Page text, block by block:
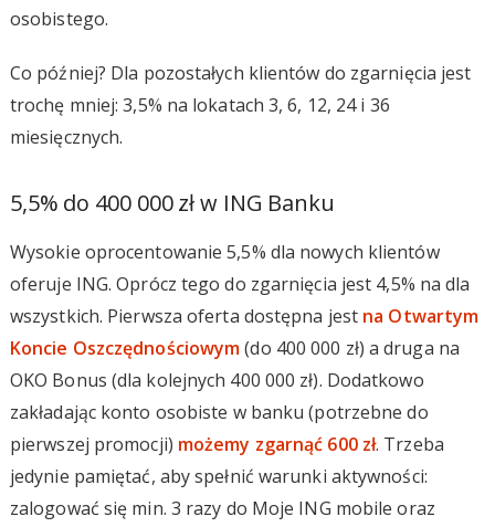
osobistego.
Co później? Dla pozostałych klientów do zgarnięcia jest
trochę mniej: 3,5% na lokatach 3, 6, 12, 24 i 36
miesięcznych.
5,5% do 400 000 zł w ING Banku
Wysokie oprocentowanie 5,5% dla nowych klientów
oferuje ING. Oprócz tego do zgarnięcia jest 4,5% na dla
wszystkich. Pierwsza oferta dostępna jest na Otwartym
Koncie Oszczędnościowym(do 400 000 zł) a druga na
OKO Bonus (dla kolejnych 400 000 zł). Dodatkowo
zakładając konto osobiste w banku (potrzebne do
pierwszej promocji) możemy zgarnąć 600 zł. Trzeba
jedynie pamiętać, aby spełnić warunki aktywności:
zalogować się min. 3 razy do Moje ING mobile oraz